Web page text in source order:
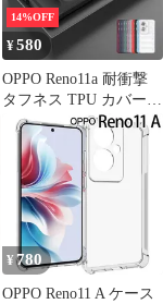
14%OFF
¥580
OPPO Reno11a 耐衝撃
タフネス TPU カバー
ケース
¥ 780
OPPO Reno11 A ケース